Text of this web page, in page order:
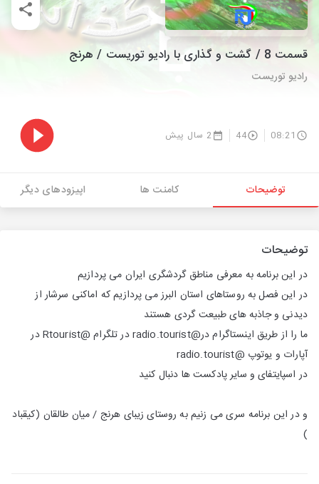
قسمت 8 / گشت و گذاری با رادیو توریست / هرنج
رادیو توریست
08:21
44 2 سال پیش
توضیحات کامنت ها اپیزودهای دیگر
توضیحات
در این برنامه به معرفی مناطق گردشگری ایران می پردازیم
در این فصل به روستاهای استان البرز می پردازیم که اماکنی سرشار از
دیدنی و جاذبه های طبیعت گردی هستند
ما را از طریق اینستاگرام در@radio.tourist در تلگرام @Rtourist در
آپارات و یوتوپ @radio.tourist
در اسپایتفای و سایر پادکست ها دنبال کنید
و در این برنامه سری می زنیم به روستای زیبای هرنج / میان طالقان (کیقباد
)